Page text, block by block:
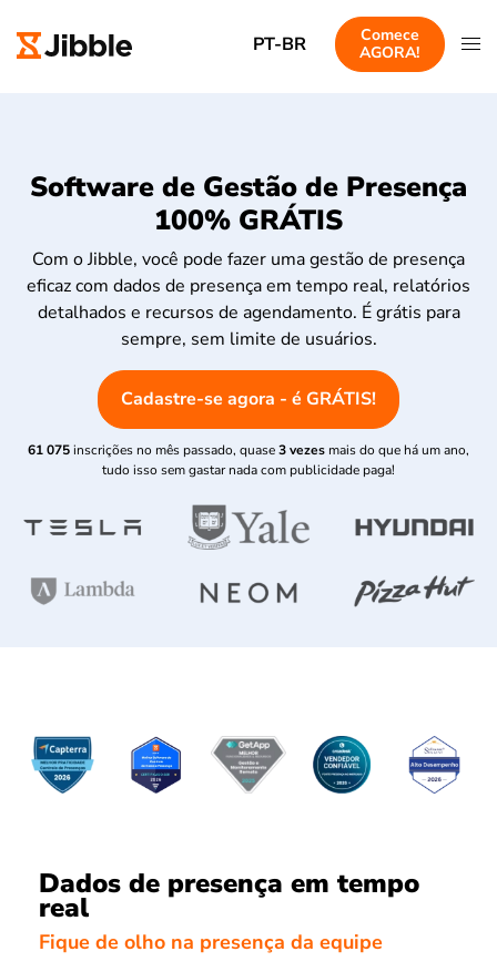
PT-BR
Comece
AGORA!
Software de Gestão de Presença
100% GRÁTIS
Com o Jibble, você pode fazer uma gestão de presença
eficaz com dados de presença em tempo real, relatórios
detalhados e recursos de agendamento. É grátis para
sempre, sem limite de usuários.
Cadastre-se agora - é GRÁTIS!
61 075inscrições no mês passado, quase3 vezes mais do que há um ano,
tudo isso sem gastar nada com publicidade paga!
Dados de presença em tempo
real
Fique de olho na presença da equipe